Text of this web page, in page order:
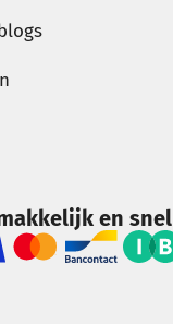
en snel